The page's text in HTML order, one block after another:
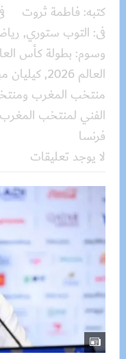
كتبه: فاطمة ثروت
فى: التوب ستوري,
وسوم: بطولة كأس العالم
العالم 2026
,كيليان
منتخب المغرب
الفني لمنتخب المغرب
فرنسا
لا يوجد تعليقات